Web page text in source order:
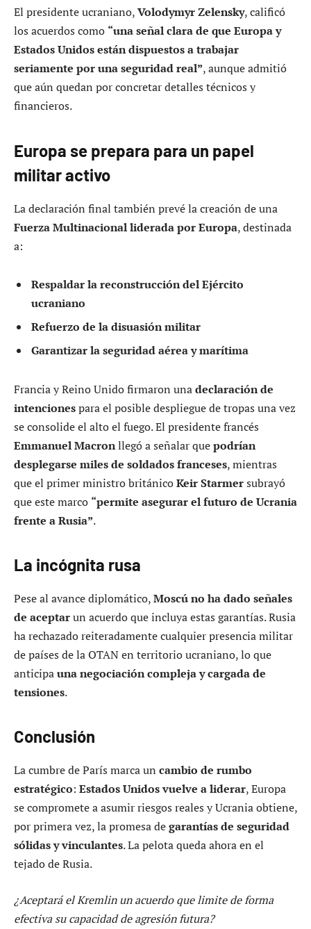
El presidente ucraniano,Volodymyr Zelensky, calificó
los acuerdos como “una señal clara de que Europa y
Estados Unidos están dispuestos a trabajar
seriamente por una seguridad real”, aunque admitió
que aún quedan por concretar detalles técnicos y
financieros.
Europa se prepara para un papel
militar activo
La declaración final también prevé la creación de una
Fuerza Multinacional liderada por Europa, destinada
a:
Respaldar la reconstrucción del Ejército
ucraniano
Refuerzo de la disuasión militar
Garantizar la seguridad aérea y marítima
Francia y Reino Unido firmaron unadeclaración de
intencionespara el posible despliegue de tropas una vez
se consolide el alto el fuego. El presidente francés
Emmanuel Macronllegó a señalar quepodrían
desplegarse miles de soldados franceses, mientras
que el primer ministro británicoKeir Starmersubrayó
que este marco “permite asegurar el futuro de Ucrania
frente a Rusia”.
La incógnita rusa
Pese al avance diplomático,Moscú no ha dado señales
de aceptarun acuerdo que incluya estas garantías. Rusia
ha rechazado reiteradamente cualquier presencia militar
de países de la OTAN en territorio ucraniano, lo que
anticipauna negociación compleja y cargada de
tensiones.
Conclusión
La cumbre de París marca un cambio de rumbo
estratégico: Estados Unidos vuelve a liderar, Europa
se compromete a asumir riesgos reales y Ucrania obtiene,
por primera vez, la promesa degarantías de seguridad
sólidas y vinculantes. La pelota queda ahora en el
tejado de Rusia.
¿Aceptará el Kremlin un acuerdo que limite de forma
efectiva su capacidad de agresión futura?